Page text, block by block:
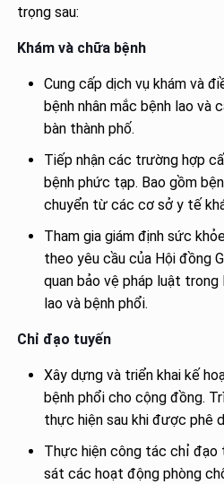
trọng sau:
Khám và chữa bệnh
Cung cấp dịch vụ khám và
bệnh nhân mắc bệnh lao và
bàn thành phố.
Tiếp nhận các trường hợp
bệnh phức tạp. Bao gồm
chuyển từ các cơ sở y tế
Tham gia giám định sức
theo yêu cầu của Hội đồng
quan bảo vệ pháp luật
lao và bệnh phổi.
Chỉ đạo tuyến
Xây dựng và triển khai kế
bệnh phổi cho cộng đồng.
thực hiện sau khi được phê
Thực hiện công tác chỉ đạo
sát các hoạt động phòng